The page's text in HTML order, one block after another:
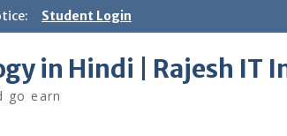
Student Login
in Hindi | Rajesh IT
go earn